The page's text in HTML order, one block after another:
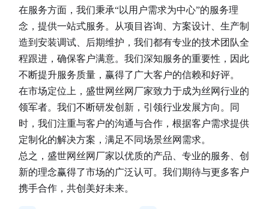
在服务方面，我们秉承“以用户需求为中心”的服务理
念，提供一站式服务。从项目咨询、方案设计、生产制
造到安装调试、后期维护，我们都有专业的技术团队全
程跟进，确保客户满意。我们深知服务的重要性，因此
不断提升服务质量，赢得了广大客户的信赖和好评。
在市场定位上， 盛世网丝网厂家致力于成为丝网行业的
领军者。我们不断研发创新，引领行业发展方向。同
时，我们注重与客户的沟通与合作，根据客户需求提供
定制化的解决方案，满足不同场景丝网需求。
总之， 盛世网丝网厂家以优质的产品、专业的服务、创
新的理念赢得了市场的广泛认可。我们期待与更多客户
携手合作，共创美好未来。